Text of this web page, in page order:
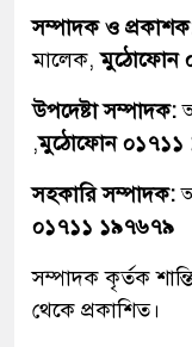
সম্পাদক ও
মালেক,মুঠোফোন
উপদেষ্টা সম্পাদক:
,মুঠোফোন ০১৭১১
সহকারি সম্পাদক:
০১৭১১ ১৯৭৬৭৯
সম্পাদক কৃর্তক
থেকে প্রকাশিত।